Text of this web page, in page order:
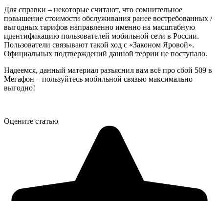
Для справки – некоторые считают, что сомнительное
повышение стоимости обслуживания ранее востребованных /
выгодных тарифов направленно именно на масштабную
идентификацию пользователей мобильной сети в России.
Пользователи связывают такой ход с «Законом Яровой».
Официальных подтверждений данной теории не поступало.
Надеемся, данный материал разъяснил вам всё про сбой 509 в
Мегафон – пользуйтесь мобильной связью максимально
выгодно!
Оцените статью